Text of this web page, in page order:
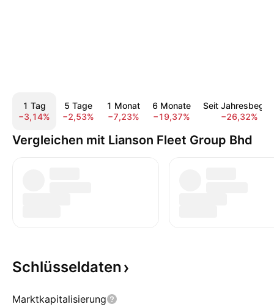
1 Tag
−3,14%
5 Tage
−2,53%
1 Monat
−7,23%
6 Monate
−19,37%
Seit
−26,32%
Vergleichen mit Lianson Fleet Group Bhd
Schlüsseldaten
Marktkapitalisierung